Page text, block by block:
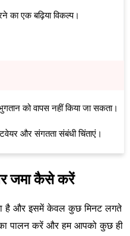
का एक बढ़िया विकल्प।
को वापस नहीं किया जा सकता।
और संगतता संबंधी चिंताएं।
जमा कैसे करें
है और इसमें केवल कुछ मिनट लगते
पालन करें और हम आपको कुछ ही